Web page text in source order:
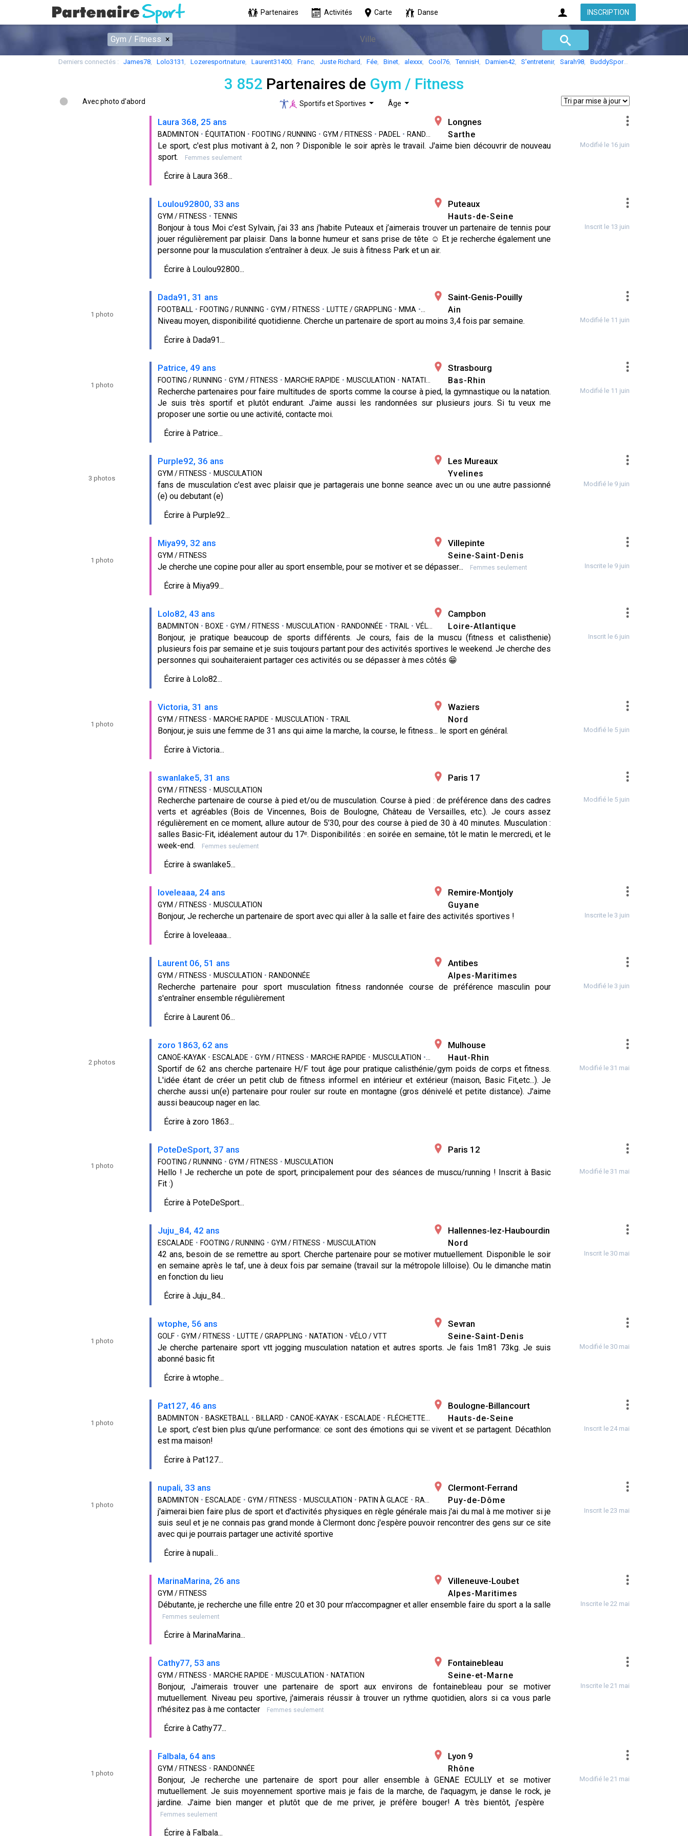
Partenaires Activités Carte Danse INSCRIPTION
Gym / Fitness ×
Derniers connectés : James78, Lolo3131 , Lozeresportnature, Laurent31400, Franc, Juste Richard , Fée, Binet, alexxx, Cool76,TennisH, Damien42, S'entretenir, Sarah98, BuddySport ,
3 852 Partenaires de Gym / Fitness
Avec photo d'abord Sportifs et Sportives Âge
Laura 368, 25 ans Longnes
BADMINTON • ÉQUITATION • FOOTING / RUNNING • GYM / FITNESS • PADEL • RANDONNÉE • SQUASH
Sarthe
Le sport, c'est plus motivant à 2, non ? Disponible le soir après le travail. J'aime bien découvrir de nouveau
sport.
Femmes seulement
Écrire à Laura 368...
Modifié le 16 juin
Loulou92800, 33 ans Puteaux
GYM / FITNESS • TENNIS
Hauts-de-Seine
Bonjour à tous Moi c’est Sylvain, j’ai 33 ans j’habite Puteaux et j’aimerais trouver un partenaire de tennis pour
jouer régulièrement par plaisir. Dans la bonne humeur et sans prise de tête ☺️ Et je recherche également une
personne pour la musculation s’entraîner à deux. Je suis à fitness Park et un air.
Écrire à Loulou92800...
Inscrit le 13 juin
Dada91, 31 ans Saint-Genis-Pouilly
FOOTBALL • FOOTING / RUNNING • GYM / FITNESS • LUTTE / GRAPPLING • MMA • MUSCULATION
Ain
1 photo
Niveau moyen, disponibilité quotidienne. Cherche un partenaire de sport au moins 3,4 fois par semaine.
Écrire à Dada91...
Modifié le 11 juin
Patrice, 49 ans Strasbourg
FOOTING / RUNNING • GYM / FITNESS • MARCHE RAPIDE • MUSCULATION • NATATION RANDONNÉE
Bas-Rhin
1 photo
Recherche partenaires pour faire multitudes de sports comme la course à pied, la gymnastique ou la natation.
Je suis très sportif et plutôt endurant. J'aime aussi les randonnées sur plusieurs jours. Si tu veux me
proposer une sortie ou une activité, contacte moi.
Écrire à Patrice...
Modifié le 11 juin
Purple92, 36 ans Les Mureaux
GYM / FITNESS • MUSCULATION Yvelines
3 photos
fans de musculation c'est avec plaisir que je partagerais une bonne seance avec un ou une autre passionné
(e) ou debutant (e)
Écrire à Purple92...
Modifié le 9 juin
Miya99, 32 ans Villepinte
GYM / FITNESS Seine-Saint-Denis
1 photo
Je cherche une copine pour aller au sport ensemble, pour se motiver et se dépasser... Femmes seulement
Écrire à Miya99...
Inscrite le 9 juin
Lolo82, 43 ans Campbon
BADMINTON • BOXE • GYM / FITNESS • MUSCULATION • RANDONNÉE • TRAIL • VÉLO / VTT
Loire-Atlantique
Bonjour, je pratique beaucoup de sports différents. Je cours, fais de la muscu (fitness et calisthenie)
plusieurs fois par semaine et je suis toujours partant pour des activités sportives le weekend. Je cherche des
personnes qui souhaiteraient partager ces activités ou se dépasser à mes côtés 😁
Écrire à Lolo82...
Inscrit le 6 juin
Victoria, 31 ans Waziers
GYM / FITNESS • MARCHE RAPIDE • MUSCULATION • TRAIL Nord
1 photo
Bonjour, je suis une femme de 31 ans qui aime la marche, la course, le fitness... le sport en général.
Écrire à Victoria...
Modifié le 5 juin
swanlake5, 31 ans Paris 17
GYM / FITNESS • MUSCULATION
Recherche partenaire de course à pied et/ou de musculation. Course à pied : de préférence dans des cadres
verts et agréables (Bois de Vincennes, Bois de Boulogne, Château de Versailles, etc.). Je cours assez
régulièrement en ce moment, allure autour de 5’30, pour des course à pied de 30 à 40 minutes. Musculation :
salles Basic-Fit, idéalement autour du 17ᵉ. Disponibilités : en soirée en semaine, tôt le matin le mercredi, et le
week-end.
Femmes seulement
Écrire à swanlake5...
Modifié le 5 juin
loveleaaa, 24 ans Remire-Montjoly
GYM / FITNESS • MUSCULATION
Guyane
Bonjour, Je recherche un partenaire de sport avec qui aller à la salle et faire des activités sportives !
Écrire à loveleaaa...
Inscrite le 3 juin
Laurent 06, 51 ans Antibes
GYM / FITNESS • MUSCULATION • RANDONNÉE
Alpes-Maritimes
Recherche partenaire pour sport musculation fitness randonnée course de préférence masculin pour
s'entraîner ensemble régulièrement
Écrire à Laurent 06...
Modifié le 3 juin
zoro 1863, 62 ans Mulhouse
CANOË-KAYAK • ESCALADE • GYM / FITNESS • MARCHE RAPIDE • MUSCULATION • NATATION • RANDONNÉE
Haut-Rhin
2 photos
Sportif de 62 ans cherche partenaire H/F tout âge pour pratique calisthénie/gym poids de corps et fitness.
L'idée étant de créer un petit club de fitness informel en intérieur et extérieur (maison, Basic Fit,etc...). Je
cherche aussi un(e) partenaire pour rouler sur route en montagne (gros dénivelé et petite distance). J'aime
aussi beaucoup nager en lac.
Écrire à zoro 1863...
Modifié le 31 mai
PoteDeSport, 37 ans Paris 12
FOOTING / RUNNING • GYM / FITNESS • MUSCULATION
1 photo
Hello ! Je recherche un pote de sport, principalement pour des séances de muscu/running ! Inscrit à Basic
Fit :)
Écrire à PoteDeSport...
Modifié le 31 mai
Juju_84, 42 ans Hallennes-lez-Haubourdin
ESCALADE • FOOTING / RUNNING • GYM / FITNESS • MUSCULATION
Nord
42 ans, besoin de se remettre au sport. Cherche partenaire pour se motiver mutuellement. Disponible le soir
en semaine après le taf, une à deux fois par semaine (travail sur la métropole lilloise). Ou le dimanche matin
en fonction du lieu
Écrire à Juju_84...
Inscrit le 30 mai
wtophe, 56 ans Sevran
GOLF • GYM / FITNESS • LUTTE / GRAPPLING • NATATION • VÉLO / VTT Seine-Saint-Denis
1 photo
Je cherche partenaire sport vtt jogging musculation natation et autres sports. Je fais 1m81 73kg. Je suis
abonné basic fit
Écrire à wtophe...
Modifié le 30 mai
Pat127, 46 ans Boulogne-Billancourt
BADMINTON • BASKETBALL • BILLARD • CANOË-KAYAK • ESCALADE • FLÉCHETTES FOOTING / RUNNING • GOLF
Hauts-de-Seine
1 photo
Le sport, c’est bien plus qu’une performance: ce sont des émotions qui se vivent et se partagent. Décathlon
est ma maison!
Écrire à Pat127...
Inscrit le 24 mai
nupali, 33 ans Clermont-Ferrand
BADMINTON • ESCALADE • GYM / FITNESS • MUSCULATION • PATIN À GLACE • RANDONNÉE • ROLLER • YOGA
Puy-de-Dôme
1 photo
j'aimerai bien faire plus de sport et d'activités physiques en règle générale mais j'ai du mal à me motiver si je
suis seul et je ne connais pas grand monde à Clermont donc j'espère pouvoir rencontrer des gens sur ce site
avec qui je pourrais partager une activité sportive
Écrire à nupali...
Inscrit le 23 mai
MarinaMarina, 26 ans Villeneuve-Loubet
GYM / FITNESS
Alpes-Maritimes
Débutante, je recherche une fille entre 20 et 30 pour m'accompagner et aller ensemble faire du sport a la salle
Femmes seulement
Écrire à MarinaMarina...
Inscrite le 22 mai
Cathy77, 53 ans Fontainebleau
GYM / FITNESS • MARCHE RAPIDE • MUSCULATION • NATATION
Seine-et-Marne
Bonjour, J'aimerais trouver une partenaire de sport aux environs de fontainebleau pour se motiver
mutuellement. Niveau peu sportive, j'aimerais réussir à trouver un rythme quotidien, alors si ca vous parle
n'hésitez pas à me contacter
Femmes seulement
Écrire à Cathy77...
Inscrite le 21 mai
Falbala, 64 ans Lyon 9
GYM / FITNESS • RANDONNÉE Rhône
1 photo
Bonjour, Je recherche une partenaire de sport pour aller ensemble à GENAE ECULLY et se motiver
mutuellement. Je suis moyennement sportive mais je fais de la marche, de l'aquagym, je danse le rock, je
jardine. J'aime bien manger et plutôt que de me priver, je préfère bouger! A très bientôt, j'espère
Femmes seulement
Écrire à Falbala...
Modifié le 21 mai